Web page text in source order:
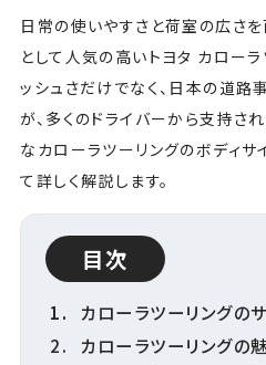
日常の使いやすさと荷室の広さ
として人気の高いトヨタ カローラ
ッシュさだけでなく、日本の道路
が、多くのドライバーから支持さ
なカローラツーリングのボディ
て詳しく解説します。
目次
カローラツーリングの
カローラツーリングの